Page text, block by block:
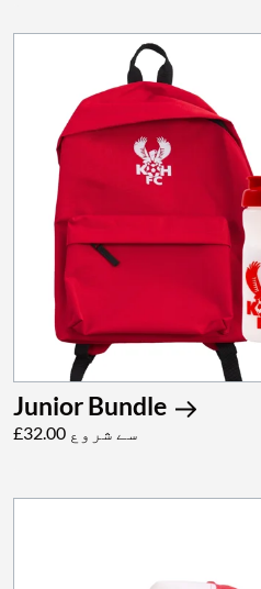
Junior Bundle
£32.00 سے شروع